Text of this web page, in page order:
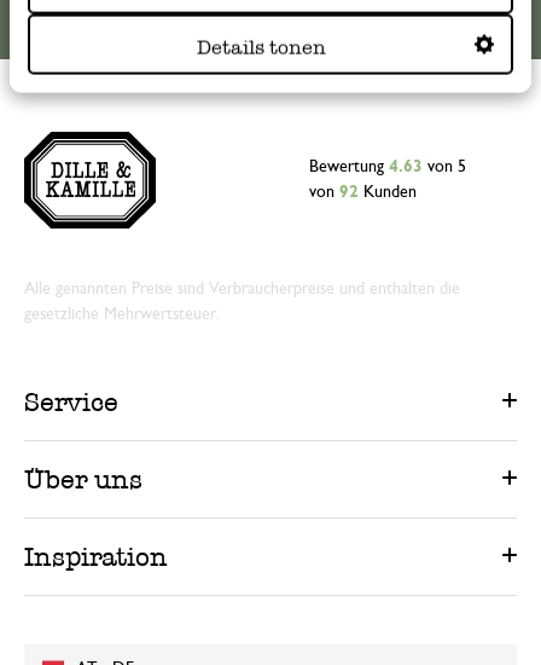
Details tonen
Bewertung 4.63 von 5
von 92 Kunden
Alle genannten Preise sind Verbraucherpreise und enthalten die
gesetzliche Mehrwertsteuer.
Service
Über uns
Inspiration